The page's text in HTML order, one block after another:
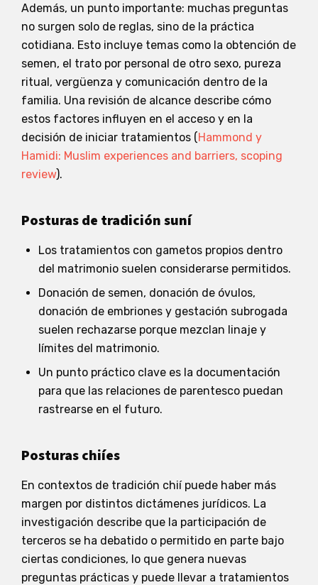
Además, un punto importante: muchas preguntas
no surgen solo de reglas, sino de la práctica
cotidiana. Esto incluye temas como la obtención de
semen, el trato por personal de otro sexo, pureza
ritual, vergüenza y comunicación dentro de la
familia. Una revisión de alcance describe cómo
estos factores influyen en el acceso y en la
decisión de iniciar tratamientos (Hammond y
Hamidi: Muslim experiences and barriers, scoping
review).
Posturas de tradición suní
Los tratamientos con gametos propios dentro
del matrimonio suelen considerarse permitidos.
Donación de semen, donación de óvulos,
donación de embriones y gestación subrogada
suelen rechazarse porque mezclan linaje y
límites del matrimonio.
Un punto práctico clave es la documentación
para que las relaciones de parentesco puedan
rastrearse en el futuro.
Posturas chiíes
En contextos de tradición chií puede haber más
margen por distintos dictámenes jurídicos. La
investigación describe que la participación de
terceros se ha debatido o permitido en parte bajo
ciertas condiciones, lo que genera nuevas
preguntas prácticas y puede llevar a tratamientos